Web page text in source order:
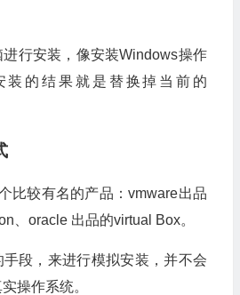
行安装，像安装Windows操作
装的结果就是替换掉当前的
比较有名的产品：vmware出品
、oracle 出品的virtual Box。
段，来进行模拟安装，并不会
操作系统。